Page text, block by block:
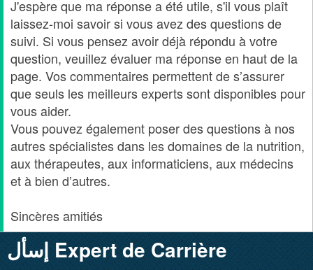
J'espère que ma réponse a été utile, s'il vous plaît
laissez-moi savoir si vous avez des questions de
suivi. Si vous pensez avoir déjà répondu à votre
question, veuillez évaluer ma réponse en haut de la
page. Vos commentaires permettent de s’assurer
que seuls les meilleurs experts sont disponibles pour
vous aider.
Vous pouvez également poser des questions à nos
autres spécialistes dans les domaines de la nutrition,
aux thérapeutes, aux informaticiens, aux médecins
et à bien d’autres.
Sincères amitiés
إسأل Expert de Carrière